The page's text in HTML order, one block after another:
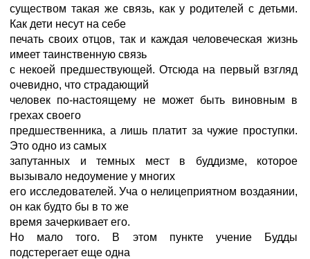
существом такая же связь, как у родителей с детьми.
Как дети несут на себе
печать своих отцов, так и каждая человеческая жизнь
имеет таинственную связь
с некоей предшествующей. Отсюда на первый взгляд
очевидно, что страдающий
человек по-настоящему не может быть виновным в
грехах своего
предшественника, а лишь платит за чужие проступки.
Это одно из самых
запутанных и темных мест в буддизме, которое
вызывало недоумение у многих
его исследователей. Уча о нелицеприятном воздаянии,
он как будто бы в то же
время зачеркивает его.
Но мало того. В этом пункте учение Будды
подстерегает еще одна